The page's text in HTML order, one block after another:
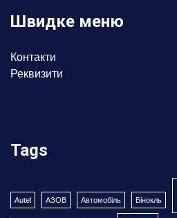
Швидке меню
Контакти
Реквизити
Tags
Autel АЗОВ Автомобіль Бінокль